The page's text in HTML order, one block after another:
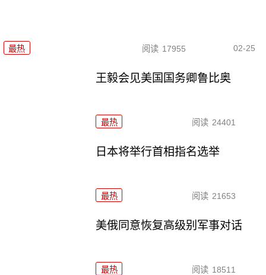
最热 阅读 17955 02-25
王毅会见美国国务卿鲁比奥
最热 阅读 24401
日本将举行首相指名选举
最热 阅读 21653
美俄同意恢复高级别军事对话
最热 阅读 18511